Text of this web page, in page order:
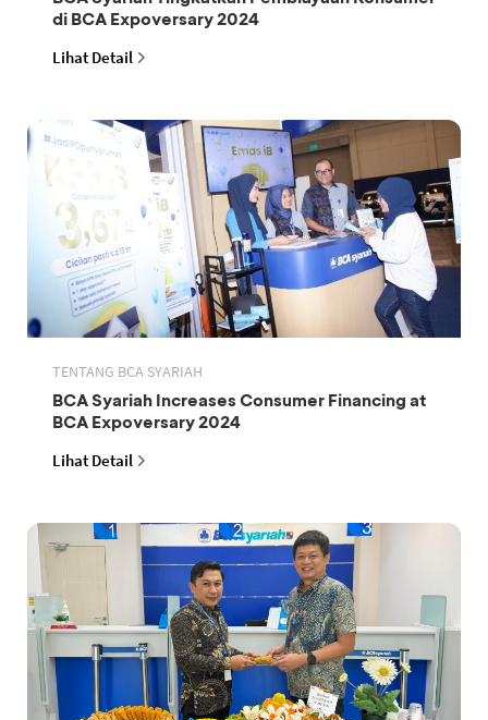
di BCA Expoversary 2024
Lihat Detail
TENTANG BCA SYARIAH
BCA Syariah Increases Consumer Financing at
BCA Expoversary 2024
Lihat Detail